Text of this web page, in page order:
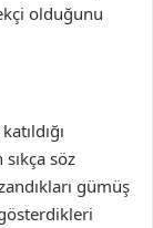
olduğunu
söz
gümüş